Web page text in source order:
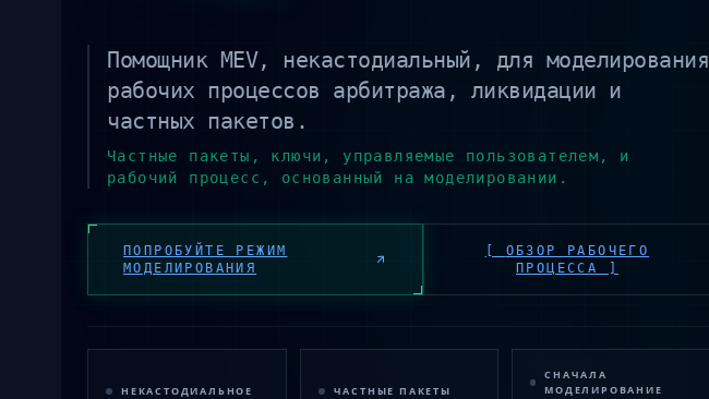
Помощник MEV, некастодиальный, для моделирования
рабочих процессов арбитража, ликвидации и
частных пакетов.
Частные пакеты, ключи, управляемые пользователем, и
рабочий процесс, основанный на моделировании.
ПОПРОБУЙТЕ РЕЖИМ
МОДЕЛИРОВАНИЯ
ОБЗОР РАБОЧЕГО
ПРОЦЕССА
НЕКАСТОДИАЛЬНОЕ ЧАСТНЫЕ ПАКЕТЫ
СНАЧАЛА
МОДЕЛИРОВАНИЕ